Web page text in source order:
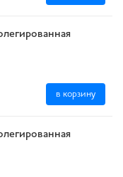
в корзину